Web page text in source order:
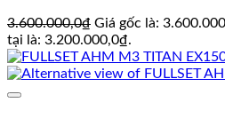
3.600.000,0₫ Giá gốc là:
tại là: 3.200.000,0₫.